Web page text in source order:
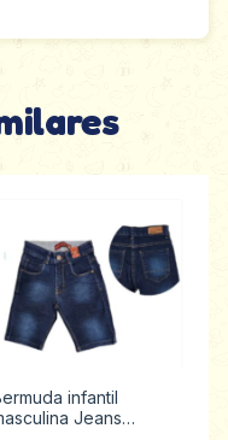
infantil
Jeans